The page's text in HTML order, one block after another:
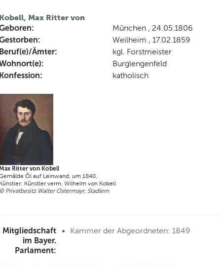
Max Ritter von
München , 24.05.1806
Weilheim , 17.02.1859
Ämter: kgl. Forstmeister
Burglengenfeld
katholisch
Ritter von Kobell
Öl auf Leinwand, um 1840,
Künstler verm. Wilhelm von Kobell
Privatbesitz Walter Ostermayr, Stadlern
Mitgliedschaft
im Bayer.
Parlament:
Kammer der Abgeordneten: 1849